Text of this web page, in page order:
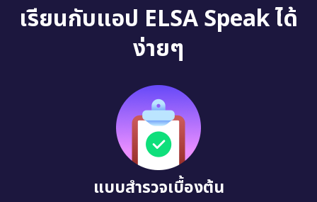
เรียนกับแอป ELSA Speak ได้
ง่ายๆ
แบบสำรวจเบื้องต้น